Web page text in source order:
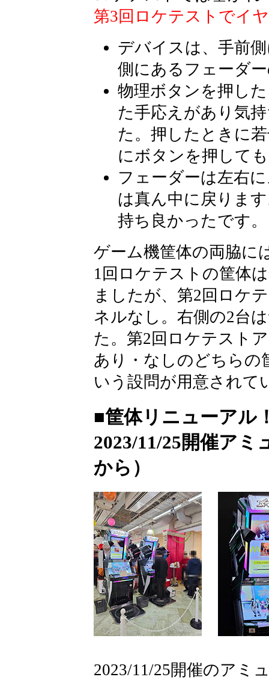
第3回ロケテストでイ
デバイスは、手前
側にあるフェーダ
物理ボタンを押し
た手応えがあり気
た。押したときに
にボタンを押して
フェーダーは左右
は真ん中に戻りま
持ち良かったです。
ゲーム機筐体の両脇に
1回ロケテストの筐体
ましたが、第2回ロケ
ネルなし。右側の2台
た。第2回ロケテスト
あり・なしのどちらの
いう設問が用意されて
■筐体リニューアル
2023/11/25開催ア
から）
2023/11/25開催のアミ